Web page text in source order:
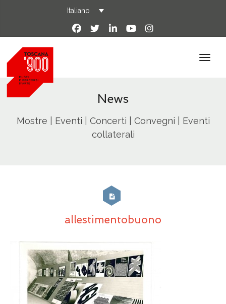
Italiano
News
Mostre | Eventi | Concerti | Convegni | Eventi
collaterali
allestimentobuono